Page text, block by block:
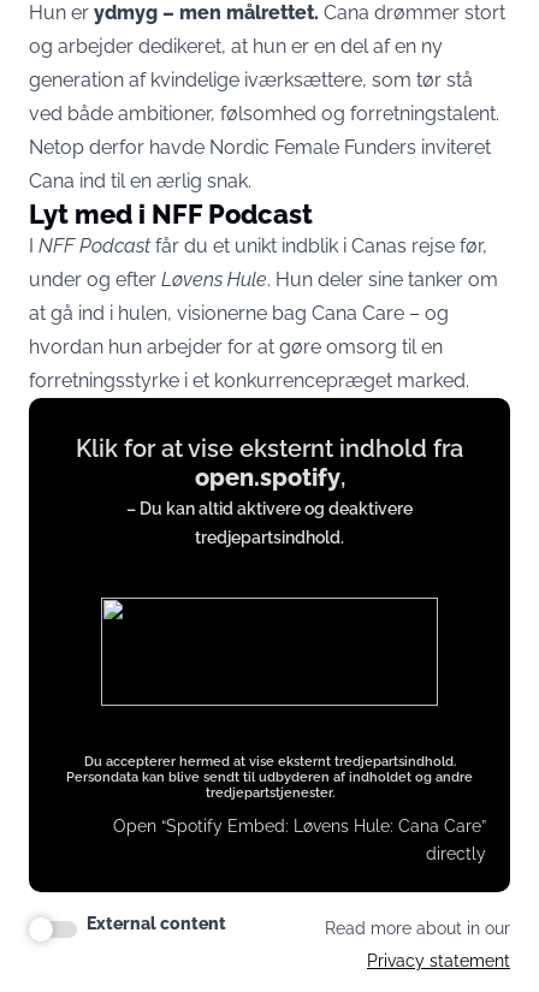
Hun er ydmyg – men målrettet. Cana drømmer stort
og arbejder dedikeret, at hun er en del af en ny
generation af kvindelige iværksættere, som tør stå
ved både ambitioner, følsomhed og forretningstalent.
Netop derfor havde Nordic Female Funders inviteret
Cana ind til en ærlig snak.
Lyt med i NFF Podcast
I NFF Podcast får du et unikt indblik i Canas rejse før,
under og efter Løvens Hule. Hun deler sine tanker om
at gå ind i hulen, visionerne bag Cana Care – og
hvordan hun arbejder for at gøre omsorg til en
forretningsstyrke i et konkurrencepræget marked.
Display
content
open.spotify.com
Klik for at vise eksternt indhold fra
open.spotify,
– Du kan altid aktivere og deaktivere
tredjepartsindhold.
Du accepterer hermed at vise eksternt tredjepartsindhold.
Persondata kan blive sendt til udbyderen af indholdet og andre
tredjepartstjenester.
Open “Spotify Embed: Løvens Hule: Cana Care”
directly
External content
Read more about in our
Privacy statement